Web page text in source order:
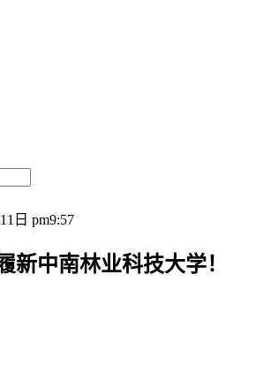
日 pm9:57
新中南林业科技大学！